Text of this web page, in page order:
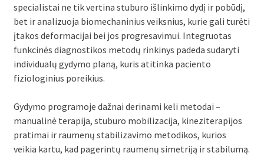
specialistai ne tik vertina stuburo išlinkimo dydį ir pobūdį,
bet ir analizuoja biomechaninius veiksnius, kurie gali turėti
įtakos deformacijai bei jos progresavimui. Integruotas
funkcinės diagnostikos metodų rinkinys padeda sudaryti
individualų gydymo planą, kuris atitinka paciento
fiziologinius poreikius.
Gydymo programoje dažnai derinami keli metodai –
manualinė terapija, stuburo mobilizacija, kineziterapijos
pratimai ir raumenų stabilizavimo metodikos, kurios
veikia kartu, kad pagerintų raumenų simetriją ir stabilumą.